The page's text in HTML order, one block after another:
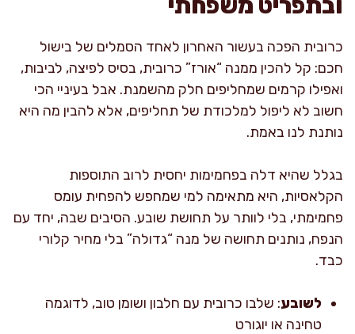
כרובית הפכה בעשור האחרון לאחד הסמלים של בישול
חכם: קל להכין ממנה “אורז” כרובית, בסיס לפיצה, לביבות,
ואפילו קרמים שמחליפים חלק מהשמנת. אבל בעיניי הכי
חשוב לא ליפול למלכודת של תחליפים, אלא להבין מה היא
נותנת לנו באמת.
בגלל שהיא דלה בפחמימות יחסית לרוב התוספות
הקלאסיות, היא מתאימה למי שמחפש להפחית עומס
פחמימתי, בלי לוותר על תחושת שובע. הסיבים שבה, יחד עם
הנפח, נותנים תחושה של מנה “גדולה” בלי מחיר קלורי
כבד.
לשובע: שלבו כרובית עם חלבון ושומן טוב, לדוגמה
טחינה או יוגורט